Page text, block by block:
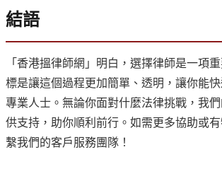
結語
「香港搵律師網」明白，選擇律師是一項
標是讓這個過程更加簡單、透明，讓你能
專業人士。無論你面對什麼法律挑戰，我
供支持，助你順利前行。如需更多協助或
繫我們的客戶服務團隊！